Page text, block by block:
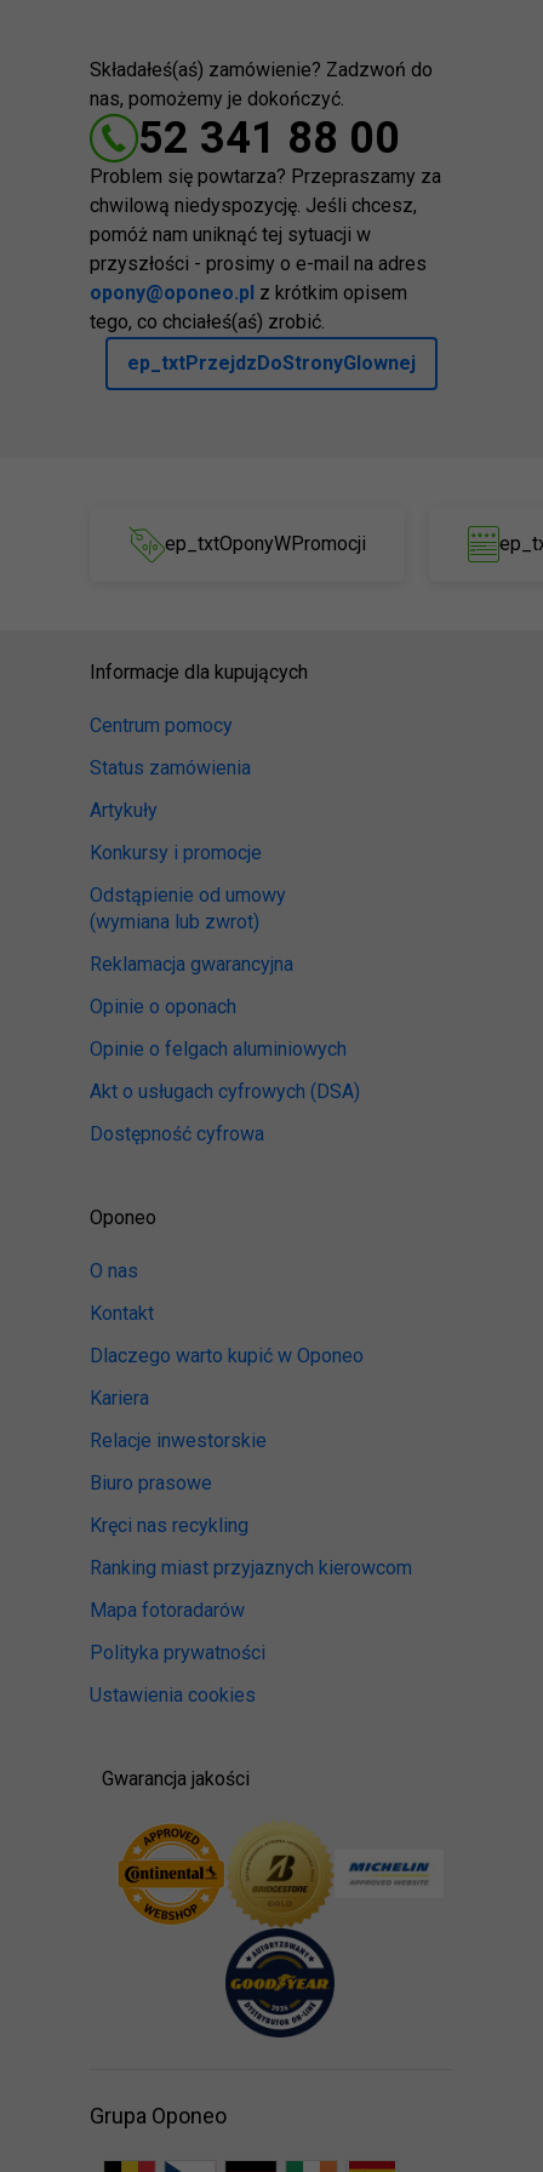
Składałeś(aś) zamówienie? Zadzwoń do
nas, pomożemy je dokończyć.
52 341 88 00
Problem się powtarza? Przepraszamy za
chwilową niedyspozycję. Jeśli chcesz,
pomóż nam uniknąć tej sytuacji w
przyszłości - prosimy o e-mail na adres
opony@oponeo.pl z krótkim opisem
tego, co chciałeś(aś) zrobić.
ep_txtPrzejdzDoStronyGlownej
ep_txtOponyWPromocji
Informacje dla kupujących
Centrum pomocy
Status zamówienia
Artykuły
Konkursy i promocje
Odstąpienie od umowy
(wymiana lub zwrot)
Reklamacja gwarancyjna
Opinie o oponach
Opinie o felgach aluminiowych
Akt o usługach cyfrowych (DSA)
Dostępność cyfrowa
Oponeo
O nas
Kontakt
Dlaczego warto kupić w Oponeo
Kariera
Relacje inwestorskie
Biuro prasowe
Kręci nas recykling
Ranking miast przyjaznych kierowcom
Mapa fotoradarów
Polityka prywatności
Ustawienia cookies
Gwarancja jakości
Grupa Oponeo